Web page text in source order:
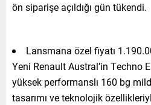
ön siparişe açıldığı gün tükendi.
Lansmana özel fiyatı
Yeni Renault Austral’in Techno
yüksek performanslı 160 bg
tasarımı ve teknolojik